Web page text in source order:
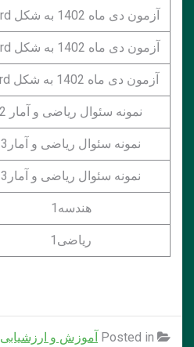
آزمون دی ماه 1402 به شکل Word
آزمون دی ماه 1402 به شکل Word
آزمون دی ماه 1402 به شکل word
نمونه سئوال ریاضی و آمار 2
نمونه سئوال ریاضی و آمار3
نمونه سئوال ریاضی و آمار3
هندسه1
ریاضی1
آموزش و ارزشیابی